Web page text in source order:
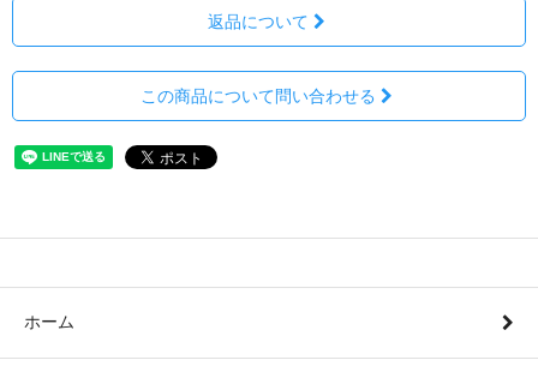
返品について
この商品について問い合わせる
ホーム